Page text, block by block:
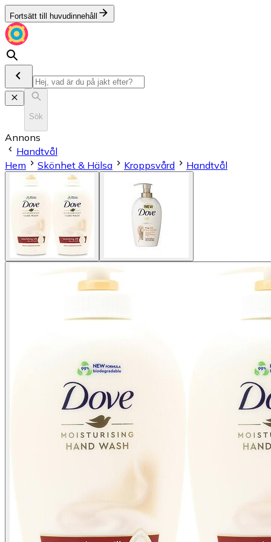
Fortsätt till huvudinnehåll
Sök
Annons
Handtvål
Hem
Skönhet & Hälsa Kroppsvård Handtvål